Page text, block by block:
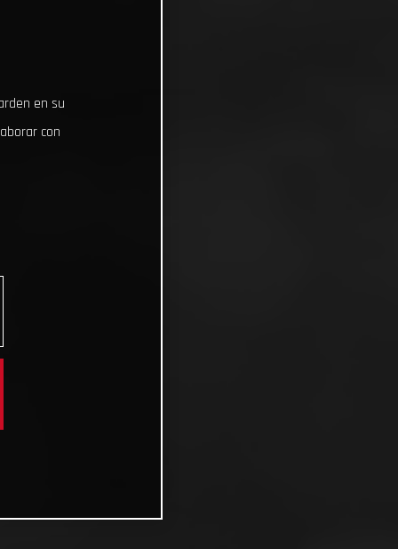
en su
con